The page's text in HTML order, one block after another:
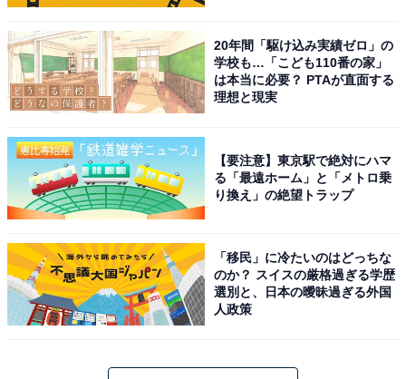
20年間「駆け込み実績ゼロ」の
学校も…「こども110番の家」
は本当に必要？ PTAが直面する
理想と現実
【要注意】東京駅で絶対にハマ
る「最遠ホーム」と「メトロ乗
り換え」の絶望トラップ
「移民」に冷たいのはどっちな
のか？ スイスの厳格過ぎる学歴
選別と、日本の曖昧過ぎる外国
人政策